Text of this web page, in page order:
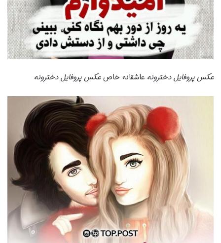
عکس پروفایل دخترونه عاشقانه خاصعکس پروفایل دخترونه